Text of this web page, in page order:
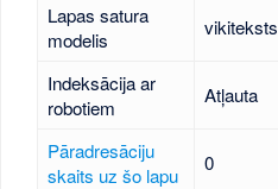
Lapas satura
modelis
vikiteksts
Indeksācija ar
robotiem
Atļauta
Pāradresāciju
skaits uz šo lapu
0